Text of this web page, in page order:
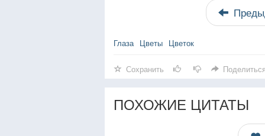
Глаза Цветы Цветок
Сохранить Поделиться
ПОХОЖИЕ ЦИТАТЫ